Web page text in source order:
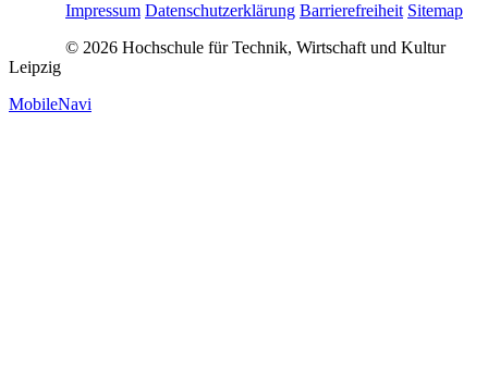
Impressum Datenschutzerklärung Barrierefreiheit Sitemap
© 2026 Hochschule für Technik, Wirtschaft und Kultur
Leipzig
MobileNavi